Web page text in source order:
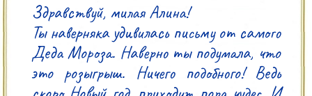
Здравствуй, милая Алина!
Ты наверняка удивилась письму от самого
Деда Мороза. Наверно ты подумала, что
это розыгрыш. Ничего подобного! Ведь